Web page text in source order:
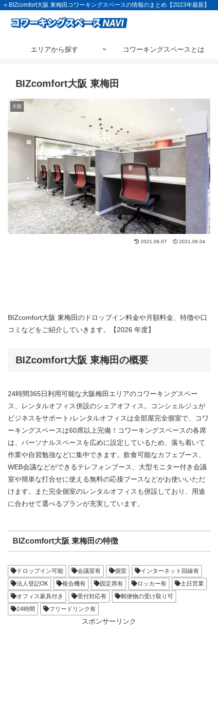
» BIZcomfort大阪 東梅田コワーキングスペースの情報のまとめ【2023年最新】
エリアから探す コワーキングスペースとは
BIZcomfort大阪 東梅田
大阪
2021.06.07 2021.06.04
BIZcomfort大阪 東梅田のドロップイン料金や月額料金、特徴や口
コミなどをご紹介していきます。【2026 年度】
BIZcomfort大阪 東梅田の概要
24時間365日利用可能な大阪梅田エリアのコワーキングスペー
ス、レンタルオフィス併設のシェアオフィス。コンシェルジュが
ビジネスをサポート♪レンタルオフィスは全部屋完全個室で、コワ
ーキングスペースは60席以上完備！コワーキングスペースの各席
は、パーソナルスペースを広めに設定しているため、落ち着いて
作業や自習勉強などに集中できます。飲食可能なカフェブース、
WEB会議などができるテレフォンブース、大型モニター付き会議
室や簡単な打合せに使える無料の応接ブースなどがお使いいただ
けます。また完全個室のレンタルオフィスも併設しており、用途
に合わせて選べるプランが充実しています。
BIZcomfort大阪 東梅田の特徴
ドロップイン可能 会議室有 個室
インターネット回線有
法人登記OK
複合機有 固定席有 ロッカー有
土日営業
オフィス家具付き
受付対応有
郵便物の受け取り可
24時間
フリードリンク有
スポンサーリンク